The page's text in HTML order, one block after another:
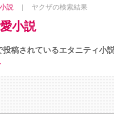
説 | ヤクザの検索結果
小説
稿されているエタニティ小